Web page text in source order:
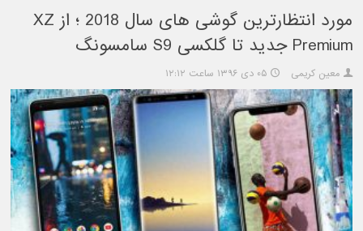
مورد انتظارترین گوشی های سال 2018 ؛ از XZ
Premium جدید تا گلکسی S9 سامسونگ
معین کریمی ۰۵ دی ۱۳۹۶ ساعت ۱۲:۱۲